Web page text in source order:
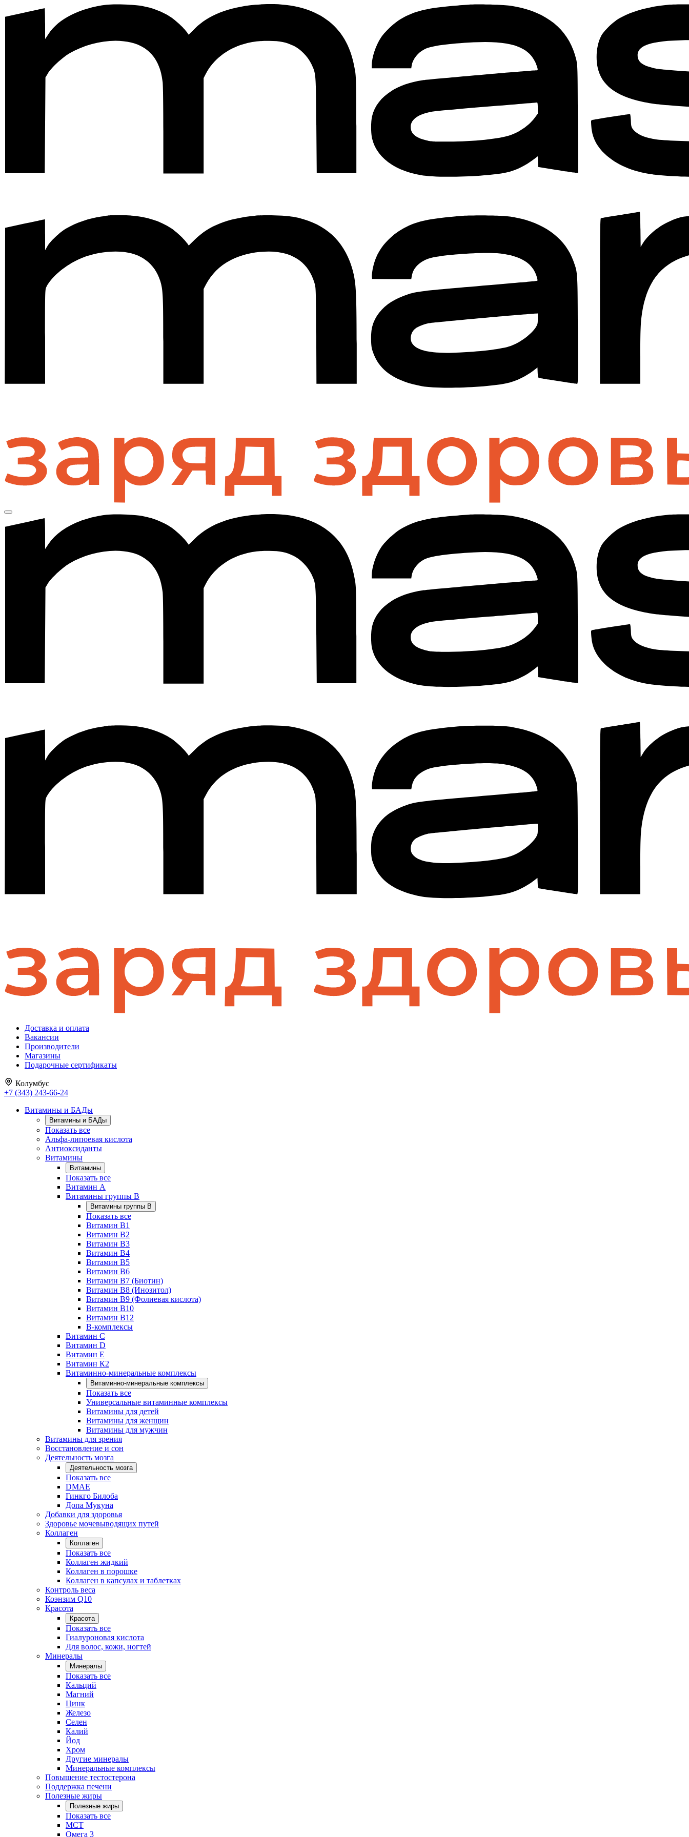
Доставка и оплата
Вакансии
Производители
Магазины
Подарочные сертификаты
Колумбус
+7 (343) 243-66-24
Витамины и БАДы
Витамины и БАДы
Показать все
Альфа-липоевая кислота
Антиоксиданты
Витамины
Витамины
Показать все
Витамин A
Витамины группы B
Витамины группы B
Показать все
Витамин B1
Витамин B2
Витамин B3
Витамин B4
Витамин B5
Витамин B6
Витамин B7 (Биотин)
Витамин B8 (Инозитол)
Витамин B9 (Фолиевая кислота)
Витамин B10
Витамин B12
B-комплексы
Витамин C
Витамин D
Витамин E
Витамин К2
Витаминно-минеральные комплексы
Витаминно-минеральные комплексы
Показать все
Универсальные витаминные комплексы
Витамины для детей
Витамины для женщин
Витамины для мужчин
Витамины для зрения
Восстановление и сон
Деятельность мозга
Деятельность мозга
Показать все
DMAE
Гинкго Билоба
Допа Мукуна
Добавки для здоровья
Здоровье мочевыводящих путей
Коллаген
Коллаген
Показать все
Коллаген жидкий
Коллаген в порошке
Коллаген в капсулах и таблетках
Контроль веса
Коэнзим Q10
Красота
Красота
Показать все
Гиалуроновая кислота
Для волос, кожи, ногтей
Минералы
Минералы
Показать все
Кальций
Магний
Цинк
Железо
Селен
Калий
Йод
Хром
Другие минералы
Минеральные комплексы
Повышение тестостерона
Поддержка печени
Полезные жиры
Полезные жиры
Показать все
MCT
Омега 3